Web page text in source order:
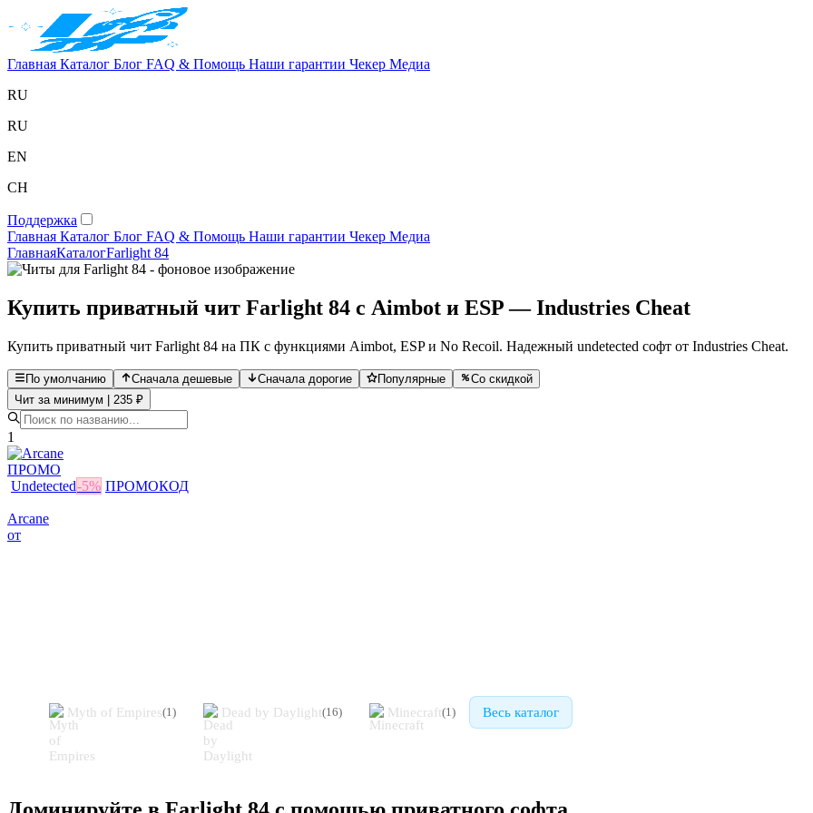
Главная Каталог Блог FAQ & Помощь Наши гарантии Чекер Медиа
RU
RU
EN
CH
Поддержка
Главная Каталог Блог FAQ & Помощь Наши гарантии Чекер Медиа
ГлавнаяКаталогFarlight 84
Купить приватный чит Farlight 84 с Aimbot и ESP — Industries Cheat
Купить приватный чит Farlight 84 на ПК с функциями Aimbot, ESP и No Recoil. Надежный undetected софт от Industries Cheat.
По умолчанию Сначала дешевые Сначала дорогие Популярные
Со скидкой
Чит за минимум | 235 ₽
1
ПРОМО
Undetected-5% ПРОМОКОД
Arcane
от
Myth of Empires(1) Dead by Daylight(16) Minecraft(1) Весь каталог